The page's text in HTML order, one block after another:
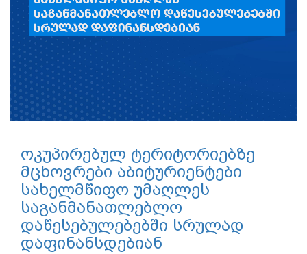
ოკუპირებულ ტერიტორიებზე
მცხოვრები აბიტურიენტები
სახელმწიფო უმაღლეს
საგანმანათლებლო
დაწესებულებებში სრულად
დაფინანსდებიან